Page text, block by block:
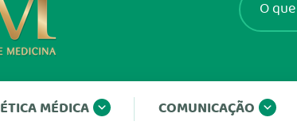
ÉTICA MÉDICA COMUNICAÇÃO